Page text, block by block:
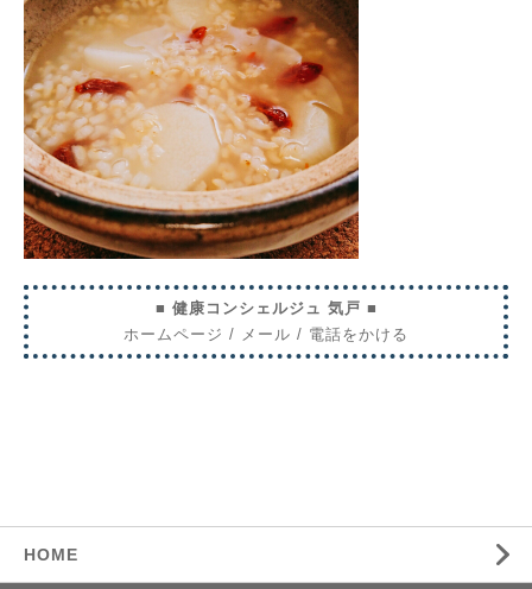
■ 健康コンシェルジュ 気戸 ■
ホームページ / メール / 電話をかける
HOME